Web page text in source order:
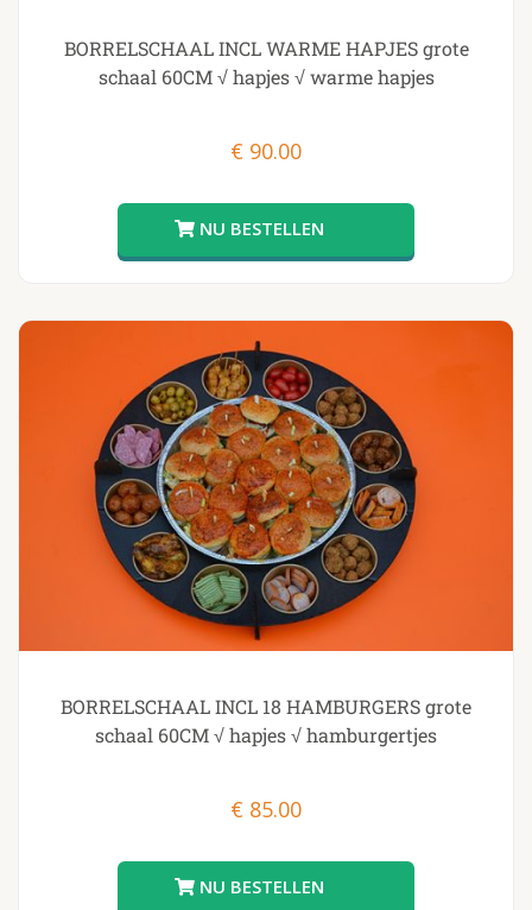
BORRELSCHAAL INCL WARME HAPJES grote
schaal 60CM √ hapjes √ warme hapjes
€ 90.00
BORRELSCHAAL INCL 18 HAMBURGERS grote
schaal 60CM √ hapjes √ hamburgertjes
€ 85.00